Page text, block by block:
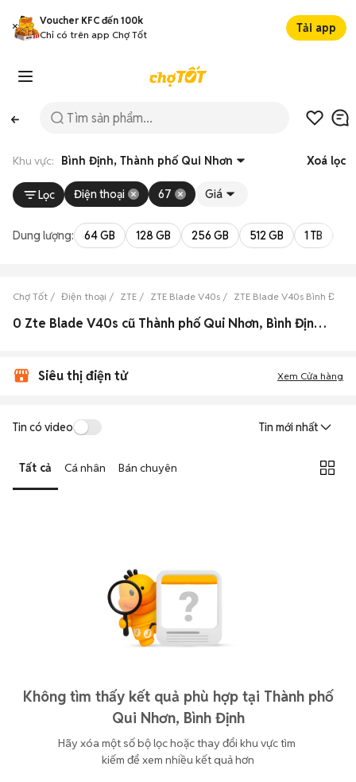
Voucher KFC đến 100k
Chỉ có trên app Chợ Tốt
Tải app
Khu vực: Bình Định, Thành phố Qui Nhơn Xoá lọc
Lọc Điện thoại 67 Giá
Dung lượng: 64 GB 128 GB 256 GB 512 GB 1 TB
Chợ Tốt Điện thoại ZTE ZTE Blade V40s ZTE Blade V40s Bình Định
0 Zte Blade V40s cũ Thành phố Qui Nhơn, Bình Định đẹp
Siêu thị điện tử Xem Cửa hàng
Tin có video Tin mới nhất
Tất cả Cá nhân Bán chuyên
Không tìm thấy kết quả phù hợp tại Thành phố
Qui Nhơn, Bình Định
Hãy xóa một số bộ lọc hoặc thay đổi khu vực tìm
kiếm để xem nhiều kết quả hơn